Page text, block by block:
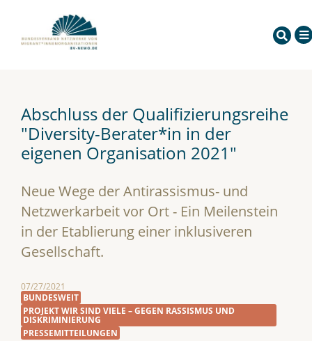
Abschluss der Qualifizierungsreihe
"Diversity-Berater*in in der
eigenen Organisation 2021"
Neue Wege der Antirassismus- und
Netzwerkarbeit vor Ort - Ein Meilenstein
in der Etablierung einer inklusiveren
Gesellschaft.
07/27/2021
BUNDESWEIT
PROJEKT WIR SIND VIELE – GEGEN RASSISMUS UND
DISKRIMINIERUNG
PRESSEMITTEILUNGEN